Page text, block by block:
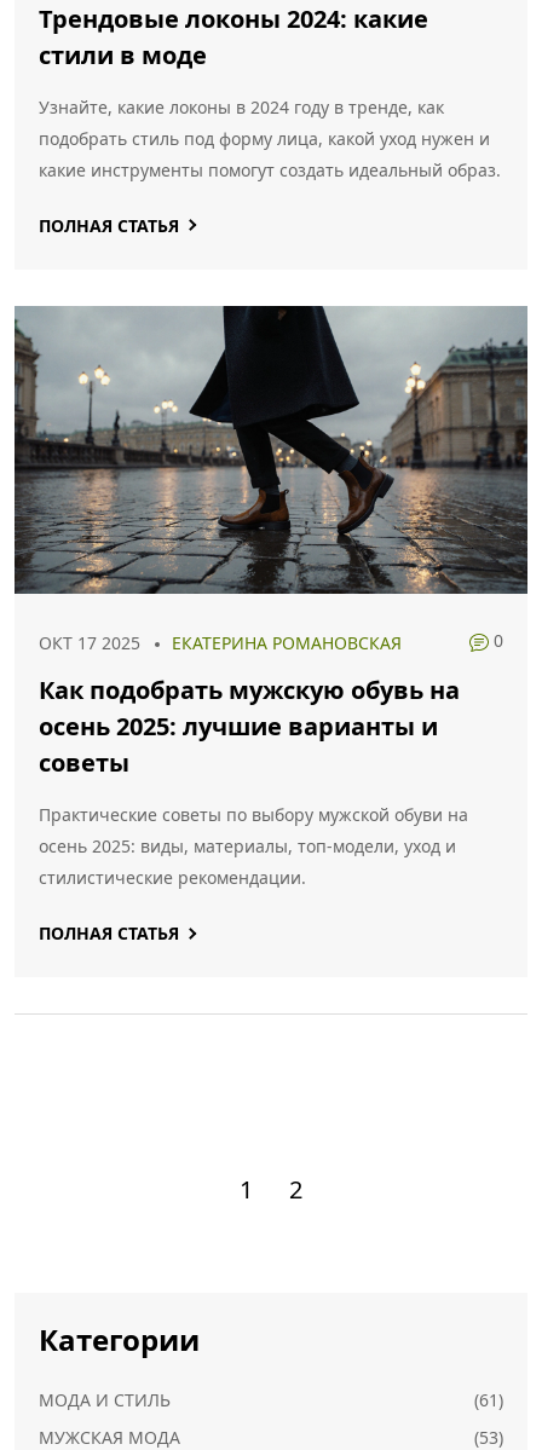
Трендовые локоны 2024: какие
стили в моде
Узнайте, какие локоны в 2024 году в тренде, как
подобрать стиль под форму лица, какой уход нужен и
какие инструменты помогут создать идеальный образ.
ПОЛНАЯ СТАТЬЯ
ОКТ 17 2025 ЕКАТЕРИНА РОМАНОВСКАЯ 0
Как подобрать мужскую обувь на
осень 2025: лучшие варианты и
советы
Практические советы по выбору мужской обуви на
осень 2025: виды, материалы, топ‑модели, уход и
стилистические рекомендации.
ПОЛНАЯ СТАТЬЯ
1 2
Категории
МОДА И СТИЛЬ
(61)
МУЖСКАЯ МОДА
(53)